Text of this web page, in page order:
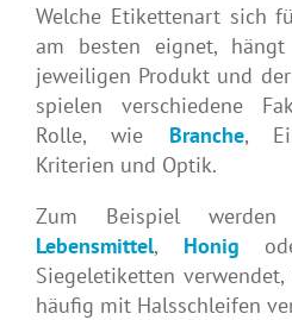
Welche Etikettenart sich
am besten eignet,
jeweiligen Produkt und
spielen verschiedene
Rolle, wie Branche,
Kriterien und Optik.
Zum Beispiel
Lebensmittel, Honig
Siegeletiketten
häufig mit Halsschleifen